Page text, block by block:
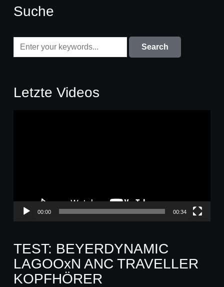
Suche
Letzte Videos
00:00 00:34
TEST: BEYERDYNAMIC
LAGOOxN ANC TRAVELLER
KOPFHÖRER